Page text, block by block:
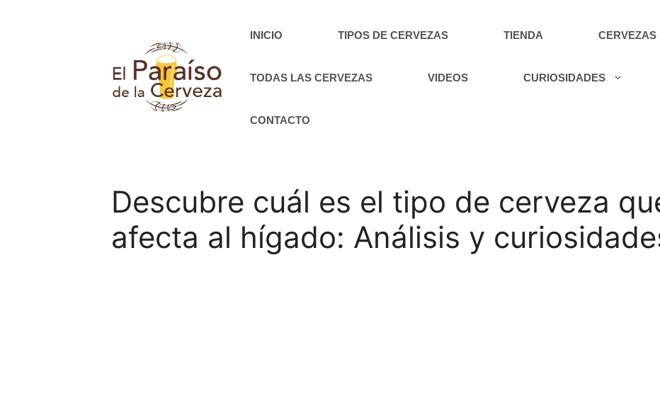
INICIO TIPOS DE CERVEZAS TIENDA CERVEZAS
TODAS LAS CERVEZAS VIDEOS CURIOSIDADES
CONTACTO
Descubre cuál es el tipo de cerveza
afecta al hígado: Análisis y